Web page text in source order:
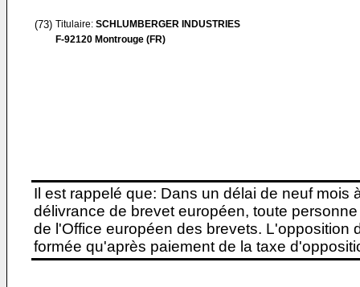
(73) Titulaire: SCHLUMBERGER INDUSTRIES
F-92120 Montrouge (FR)
Il est rappelé que: Dans un délai de neuf
délivrance de brevet européen, toute
de l'Office européen des brevets. L'opposition
formée qu'après paiement de la taxe